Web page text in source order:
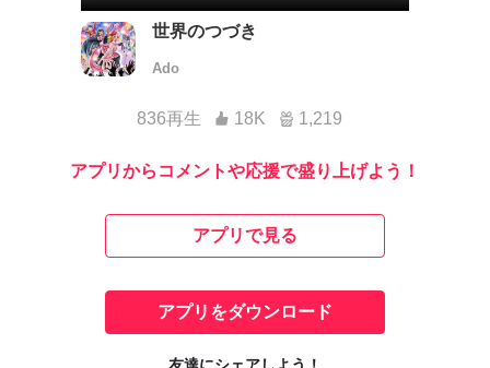
世界のつづき
Ado
836再生 18K 1,219
アプリからコメントや応援で盛り上げよう！
アプリで見る
アプリをダウンロード